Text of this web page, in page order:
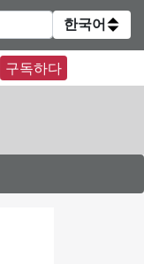
한국어
구독하다